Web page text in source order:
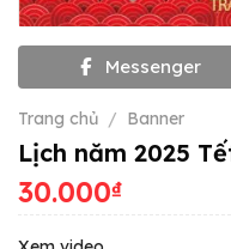
Messenger
Trang chủ / Banner
Lịch năm 2025
30.000₫